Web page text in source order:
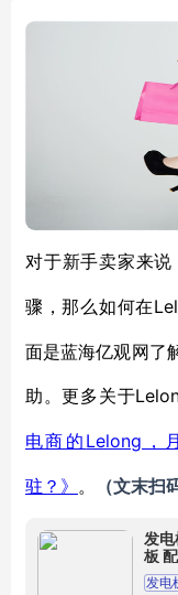
对于新手卖家来
骤，那么如何在
面是蓝海亿观网了
助。更多关于
电商的 Lelong，
驻？》 。 （文末扫
发
板
发电